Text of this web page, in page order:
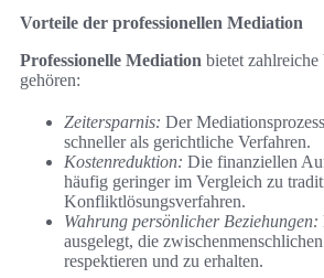
Vorteile der professionellen Mediation
Professionelle Mediation bietet
gehören:
Zeitersparnis: Der
schneller als gerichtliche Verfahren.
Kostenreduktion: Die finanziellen
häufig geringer im Vergleich zu
Konfliktlösungsverfahren.
Wahrung persönlicher Beziehungen:
ausgelegt, die
respektieren und zu erhalten.